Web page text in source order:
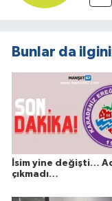
Bunlar da
İsim yine değişti…
çıkmadı…